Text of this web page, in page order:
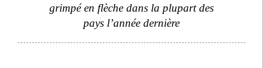
grimpé en flèche dans la plupart des
pays l’année dernière